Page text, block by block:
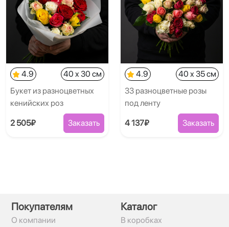
4.9
40 x 30 см
Букет из разноцветных
кенийских роз
2 505₽ Заказать
4.9
40 x 35 см
33 разноцветные розы
под ленту
4 137₽ Заказать
Покупателям
О компании
Каталог
В коробках